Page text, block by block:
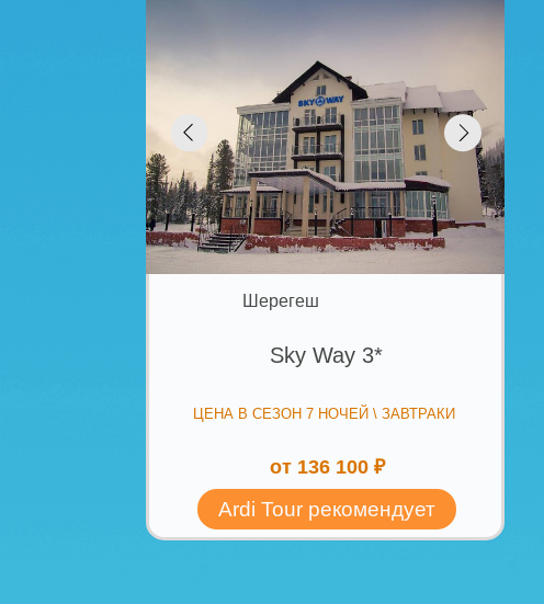
от 136 100 ₽
Ardi Tour рекомендует
Шерегеш
Western Hotel 3*